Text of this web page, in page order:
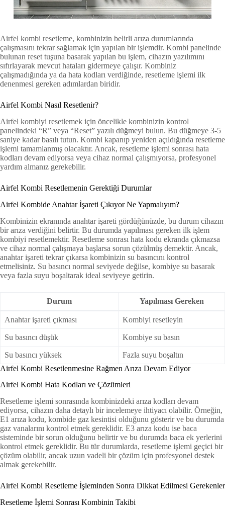
Airfel kombi resetleme, kombinizin belirli arıza durumlarında
çalışmasını tekrar sağlamak için yapılan bir işlemdir. Kombi panelinde
bulunan reset tuşuna basarak yapılan bu işlem, cihazın yazılımını
sıfırlayarak mevcut hataları gidermeye çalışır. Kombiniz
çalışmadığında ya da hata kodları verdiğinde, resetleme işlemi ilk
denenmesi gereken adımlardan biridir.
Airfel Kombi Nasıl Resetlenir?
Airfel kombiyi resetlemek için öncelikle kombinizin kontrol
panelindeki “R” veya “Reset” yazılı düğmeyi bulun. Bu düğmeye 3-5
saniye kadar basılı tutun. Kombi kapanıp yeniden açıldığında resetleme
işlemi tamamlanmış olacaktır. Ancak, resetleme işlemi sonrası hata
kodları devam ediyorsa veya cihaz normal çalışmıyorsa, profesyonel
yardım almanız gerekebilir.
Airfel Kombi Resetlemenin Gerektiği Durumlar
Airfel Kombide Anahtar İşareti Çıkıyor Ne Yapmalıyım?
Kombinizin ekranında anahtar işareti gördüğünüzde, bu durum cihazın
bir arıza verdiğini belirtir. Bu durumda yapılması gereken ilk işlem
kombiyi resetlemektir. Resetleme sonrası hata kodu ekranda çıkmazsa
ve cihaz normal çalışmaya başlarsa sorun çözülmüş demektir. Ancak,
anahtar işareti tekrar çıkarsa kombinizin su basıncını kontrol
etmelisiniz. Su basıncı normal seviyede değilse, kombiye su basarak
veya fazla suyu boşaltarak ideal seviyeye getirin.
Durum Yapılması Gereken
Anahtar işareti çıkması Kombiyi resetleyin
Su basıncı düşük Kombiye su basın
Su basıncı yüksek
Fazla suyu boşaltın
Airfel Kombi Resetlenmesine Rağmen Arıza Devam Ediyor
Airfel Kombi Hata Kodları ve Çözümleri
Resetleme işlemi sonrasında kombinizdeki arıza kodları devam
ediyorsa, cihazın daha detaylı bir incelemeye ihtiyacı olabilir. Örneğin,
E1 arıza kodu, kombide gaz kesintisi olduğunu gösterir ve bu durumda
gaz vanalarını kontrol etmek gereklidir. E3 arıza kodu ise baca
sisteminde bir sorun olduğunu belirtir ve bu durumda baca ek yerlerini
kontrol etmek gereklidir. Bu tür durumlarda, resetleme işlemi geçici bir
çözüm olabilir, ancak uzun vadeli bir çözüm için profesyonel destek
almak gerekebilir.
Airfel Kombi Resetleme İşleminden Sonra Dikkat Edilmesi Gerekenler
Resetleme İşlemi Sonrası Kombinin Takibi